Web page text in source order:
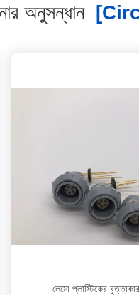
অনুসন্ধান
লেমো প্লাস্টিকের